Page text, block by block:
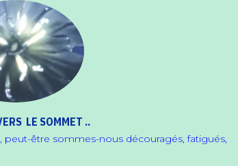
LE SOMMET ..
être sommes-nous découragés, fatigués,